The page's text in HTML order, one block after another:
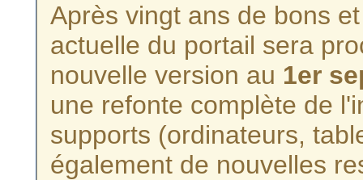
Après vingt ans de bons
actuelle du portail sera
nouvelle version au 1er
une refonte complète de
supports (ordinateurs,
également de nouvelles